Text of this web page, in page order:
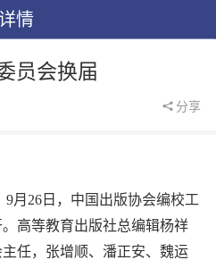
情
员会换届
分享
9月26日，中国出版协会编校工
高等教育出版社总编辑杨祥
任，张增顺、潘正安、魏运